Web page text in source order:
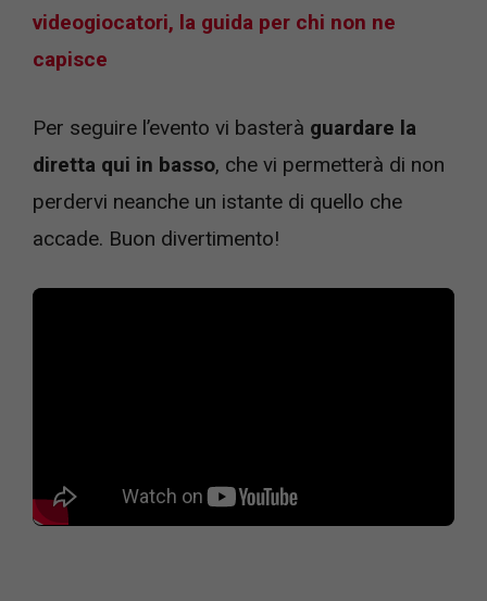
videogiocatori, la guida per chi non ne
capisce
Per seguire l’evento vi basterà guardare la
diretta qui in basso, che vi permetterà di non
perdervi neanche un istante di quello che
accade. Buon divertimento!